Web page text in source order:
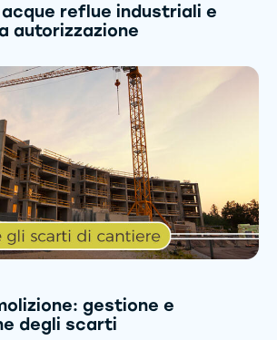
reflue industriali e
autorizzazione
gestione e
degli scarti